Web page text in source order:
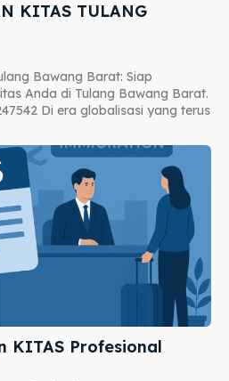
KITAS TULANG
Bawang Barat: Siap
Anda di Tulang Bawang Barat.
Di era globalisasi yang terus
KITAS Profesional